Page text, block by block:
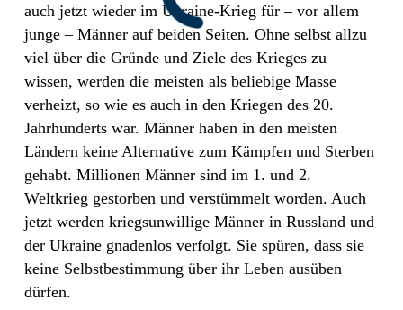
auch jetzt wieder im Ukraine-Krieg für – vor allem
junge – Männer auf beiden Seiten. Ohne selbst allzu
viel über die Gründe und Ziele des Krieges zu
wissen, werden die meisten als beliebige Masse
verheizt, so wie es auch in den Kriegen des 20.
Jahrhunderts war. Männer haben in den meisten
Ländern keine Alternative zum Kämpfen und Sterben
gehabt. Millionen Männer sind im 1. und 2.
Weltkrieg gestorben und verstümmelt worden. Auch
jetzt werden kriegsunwillige Männer in Russland und
der Ukraine gnadenlos verfolgt. Sie spüren, dass sie
keine Selbstbestimmung über ihr Leben ausüben
dürfen.